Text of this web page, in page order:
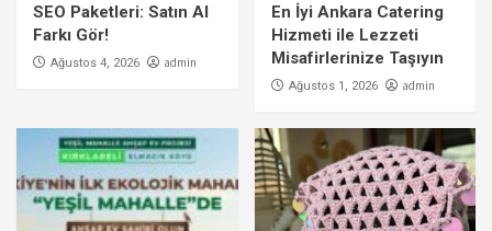
SEO Paketleri: Satın Al
Farkı Gör!
Ağustos 4, 2026 admin
En İyi Ankara Catering
Hizmeti ile Lezzeti
Misafirlerinize Taşıyın
Ağustos 1, 2026 admin